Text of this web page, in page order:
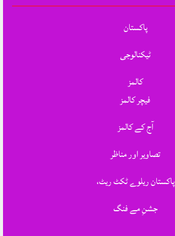
پاکستان
ٹیکنالوجی
کالمز
فیچر کالمز
آج کے کالمز
تصاویر اور مناظر
پاکستان ریلوے ٹکٹ ریٹ،
جشنِ مے فنگ